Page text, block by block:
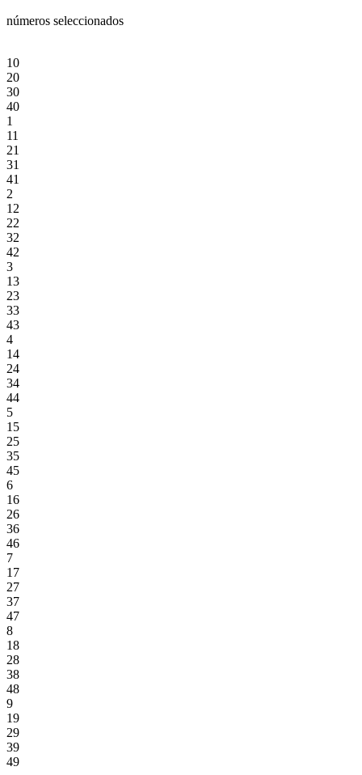
números seleccionados
10
20
30
40
1
11
21
31
41
2
12
22
32
42
3
13
23
33
43
4
14
24
34
44
5
15
25
35
45
6
16
26
36
46
7
17
27
37
47
8
18
28
38
48
9
19
29
39
49